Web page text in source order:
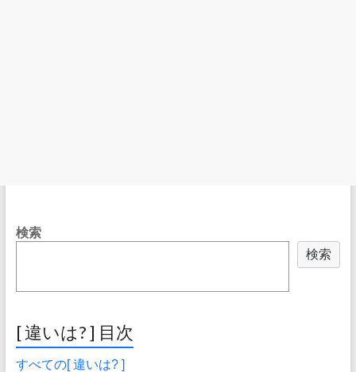
検索
検索
[ 違いは? ] 目次
すべての[ 違いは? ]